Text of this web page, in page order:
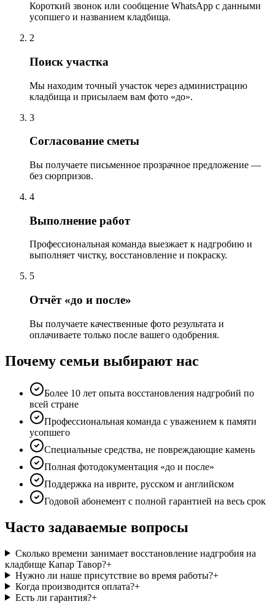
Короткий звонок или сообщение WhatsApp с данными
усопшего и названием кладбища.
2
Поиск участка
Мы находим точный участок через администрацию
кладбища и присылаем вам фото «до».
3
Согласование сметы
Вы получаете письменное прозрачное предложение —
без сюрпризов.
4
Выполнение работ
Профессиональная команда выезжает к надгробию и
выполняет чистку, восстановление и покраску.
5
Отчёт «до и после»
Вы получаете качественные фото результата и
оплачиваете только после вашего одобрения.
Почему семьи выбирают нас
Более 10 лет опыта восстановления надгробий по
всей стране
Профессиональная команда с уважением к памяти
усопшего
Специальные средства, не повреждающие камень
Полная фотодокументация «до и после»
Поддержка на иврите, русском и английском
Годовой абонемент с полной гарантией на весь срок
Часто задаваемые вопросы
Сколько времени занимает восстановление надгробия на
кладбище Капар Тавор?+
Нужно ли наше присутствие во время работы?+
Когда производится оплата?+
Есть ли гарантия?+